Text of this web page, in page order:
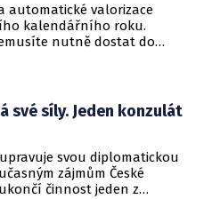
automatické valorizace
kalendářního roku.
nutně dostat do
své síly. Jeden konzulát
svou diplomatickou
zájmům České
činnost jeden z